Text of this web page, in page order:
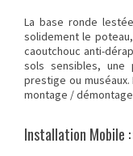
La base ronde
solidement le
caoutchouc anti-
sols sensibles, une
prestige ou
montage /
Installation Mobile